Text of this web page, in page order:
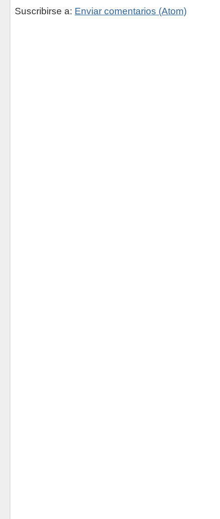
Suscribirse a: Enviar comentarios (Atom)